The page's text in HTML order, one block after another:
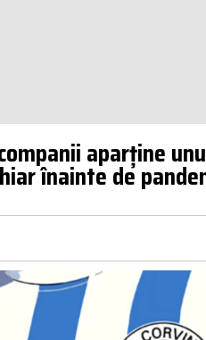
aparține
înainte de